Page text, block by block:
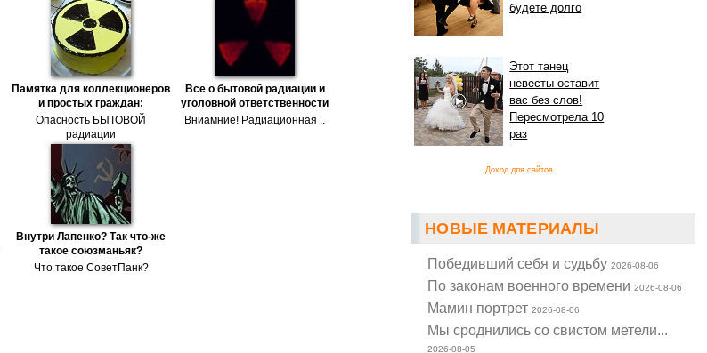
будете долго
Этот танец
невесты оставит
вас без слов!
Пересмотрела 10
раз
Доход для сайтов
НОВЫЕ МАТЕРИАЛЫ
Победивший себя и судьбу2026-08-06
По законам военного времени2026-08-06
Мамин портрет2026-08-06
Мы сроднились со свистом метели...
2026-08-05
Памятка для коллекционеров
и простых граждан:
Опасность БЫТОВОЙ
радиации
Все о бытовой радиации и
уголовной ответственности
Вниамние! Радиационная ..
Внутри Лапенко? Так что-же
такое союзманьяк?
Что такое СоветПанк?